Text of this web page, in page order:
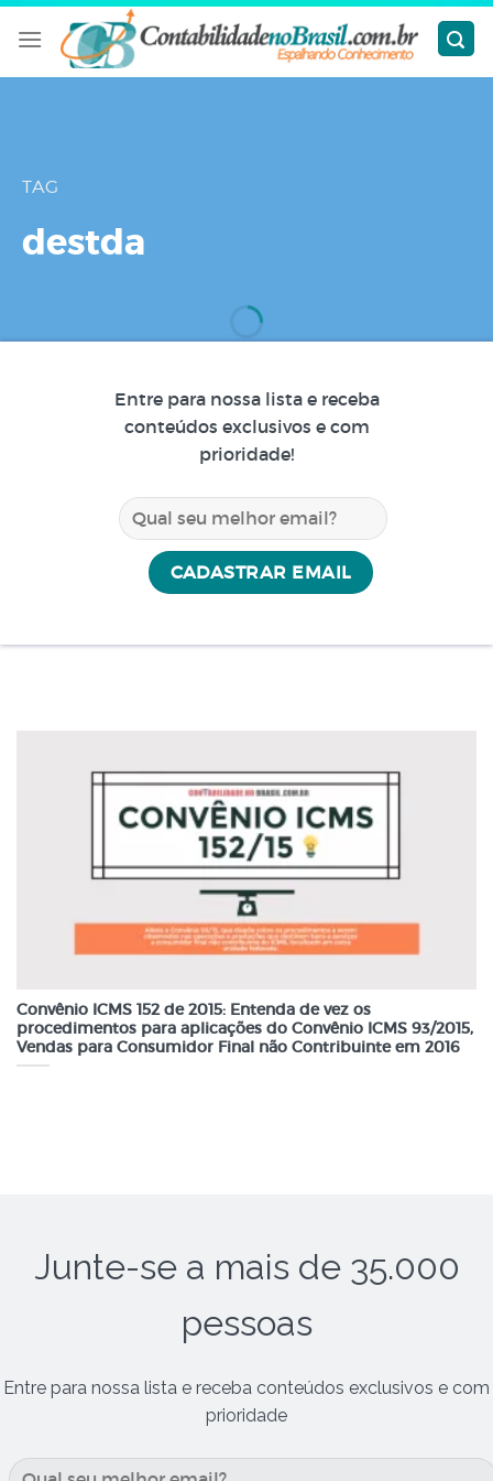
Skip
TAG
destda
Entre para nossa lista e receba
conteúdos exclusivos e com
prioridade!
Convênio ICMS 152 de 2015: Entenda de vez os
procedimentos para aplicações do Convênio ICMS 93/2015,
Vendas para Consumidor Final não Contribuinte em 2016
Junte-se a mais de 35.000
pessoas
Entre para nossa lista e receba conteúdos exclusivos e com
prioridade